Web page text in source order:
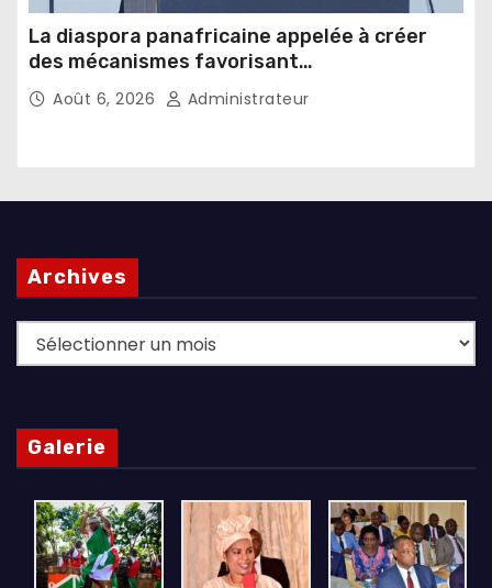
La diaspora panafricaine appelée à créer
des mécanismes favorisant
l’investissement dans les pays d’origine
Août 6, 2026 Administrateur
Archives
Archives
Galerie